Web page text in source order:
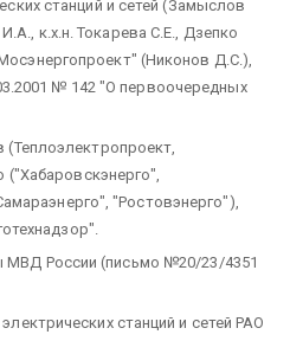
станций и сетей (Замыслов
к.х.н. Токарева С.Е., Дзепко
(Никонов Д.С.),
№ 142 "О первоочередных
(Теплоэлектропроект,
"Ростовэнерго"),
МВД России (письмо №20/23/4351
станций и сетей РАО